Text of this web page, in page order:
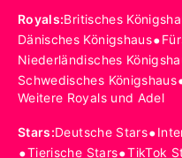
Royals:Britisches
Dänisches Königshaus•
Niederländisches
Schwedisches Königshaus
Weitere Royals und Adel
Stars:Deutsche Stars•
•Tierische Stars•TikTok